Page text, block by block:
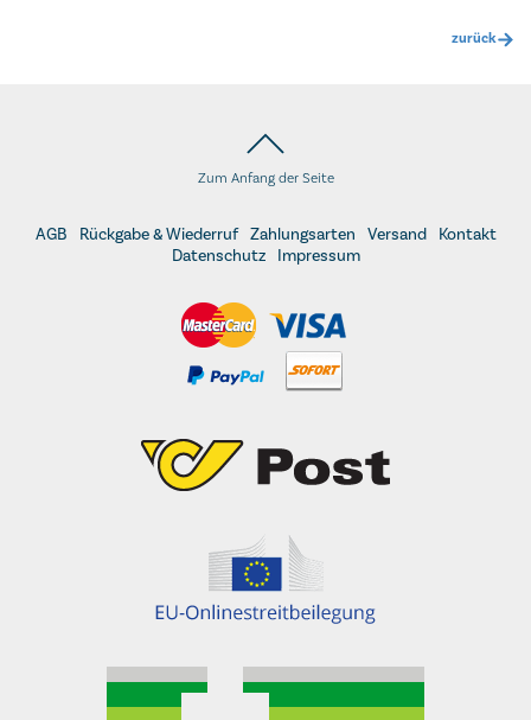
zurück
Zum Anfang der Seite
AGB Rückgabe & Wiederruf Zahlungsarten Versand
Kontakt
Datenschutz
Impressum